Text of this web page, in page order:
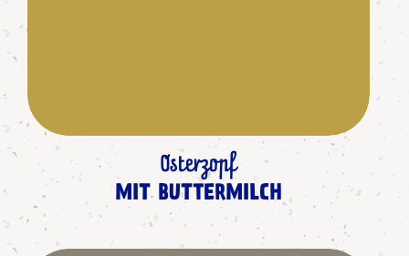
Osterzopf
MIT BUTTERMILCH